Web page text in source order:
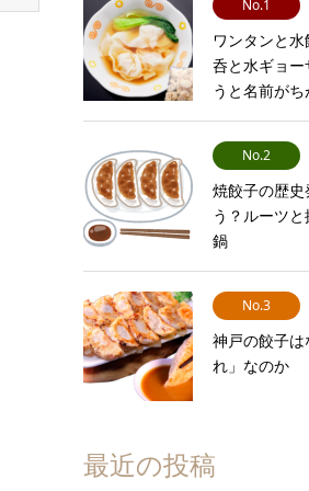
No.1
ワンタンと
呑と水ギョ
うと名前がち
No.2
焼餃子の歴史
う？ルーツ
鍋
No.3
神戸の餃子
れ」なのか
最近の投稿